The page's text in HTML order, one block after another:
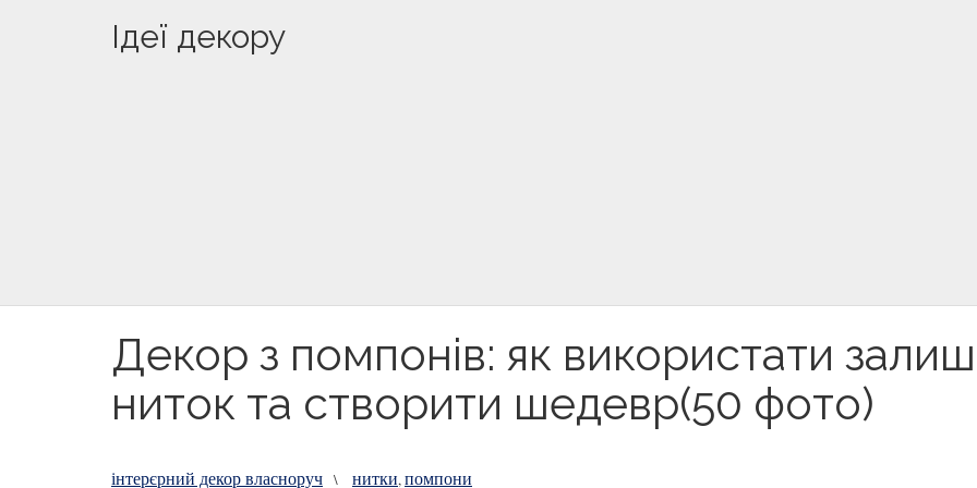
Ідеї декору
Декор з помпонів: як використати
ниток та створити шедевр(50 фото)
інтерєрний декор власноруч \ нитки,помпони